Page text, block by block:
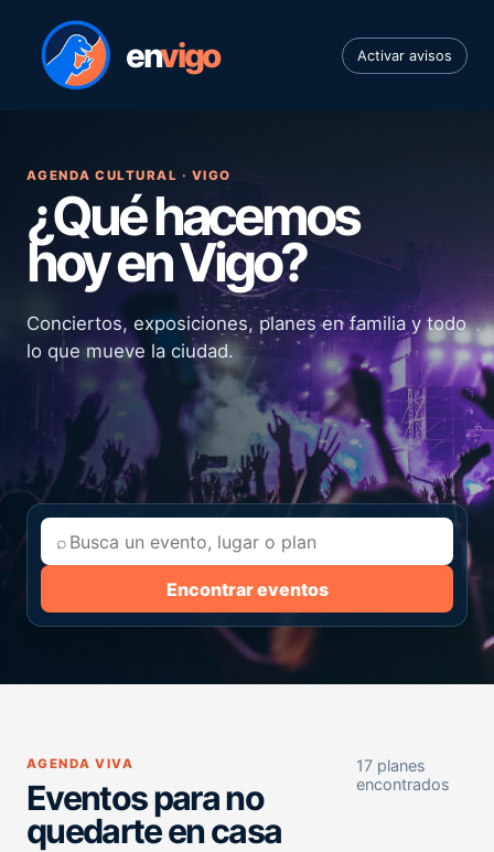
envigo Activar avisos
AGENDA CULTURAL · VIGO
¿Qué hacemos
hoy en Vigo?
Conciertos, exposiciones, planes en familia y todo
lo que mueve la ciudad.
⌕
Encontrar eventos
AGENDA VIVA
Eventos para no
quedarte en casa
17 planes
encontrados